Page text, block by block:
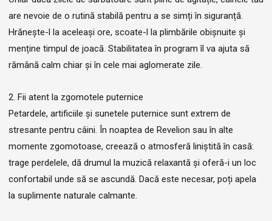
are nevoie de o rutină stabilă pentru a se simți în siguranță.
Hrănește-l la aceleași ore, scoate-l la plimbările obișnuite și
menține timpul de joacă. Stabilitatea în program îl va ajuta să
rămână calm chiar și în cele mai aglomerate zile.
2. Fii atent la zgomotele puternice
Petardele, artificiile și sunetele puternice sunt extrem de
stresante pentru câini. În noaptea de Revelion sau în alte
momente zgomotoase, creează o atmosferă liniștită în casă:
trage perdelele, dă drumul la muzică relaxantă și oferă-i un loc
confortabil unde să se ascundă. Dacă este necesar, poți apela
la suplimente naturale calmante.